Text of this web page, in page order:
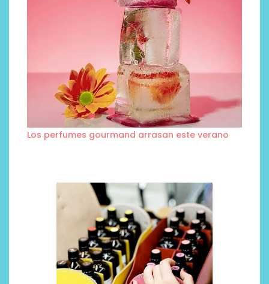
Los perfumes gourmand arrasan este verano